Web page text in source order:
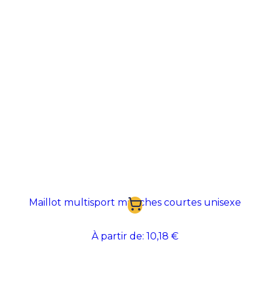
Maillot multisport manches courtes unisexe
À partir de: 10,18 €